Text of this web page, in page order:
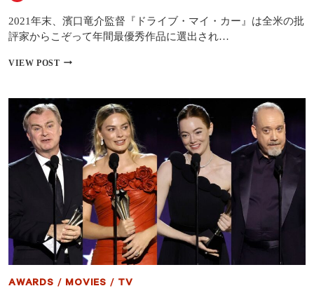
2021年末、濱口竜介監督『ドライブ・マイ・カー』は全米の批
評家からこぞって年間最優秀作品に選出され…
VIEW POST“批
好
み”の
映
画
は
オ
ス
カ
ー
有
利？
過
は
AWARDS / MOVIES / TV